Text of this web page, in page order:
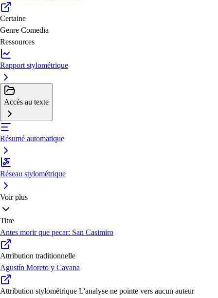
Certaine
Genre Comedia
Ressources
Rapport stylométrique
Accès au texte
Résumé automatique
Réseau stylométrique
Voir plus
Titre
Antes morir que pecar: San Casimiro
Attribution traditionnelle
Agustín Moreto y Cavana
Attribution stylométrique L'analyse ne pointe vers aucun auteur